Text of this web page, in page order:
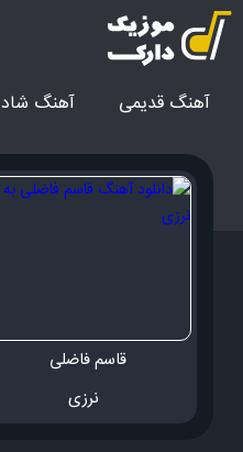
آهنگ قدیمی آهنگ‌ شاد
قاسم فاضلی
نرزی